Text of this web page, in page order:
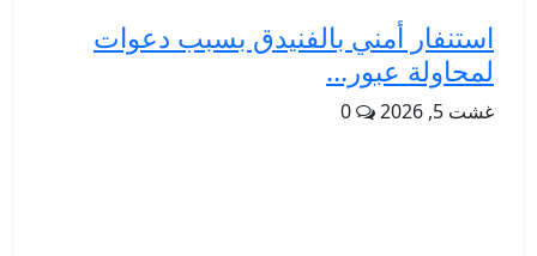
استنفار أمني بالفنيدق بسبب دعوات
لمحاولة عبور...
غشت 5, 2026 0